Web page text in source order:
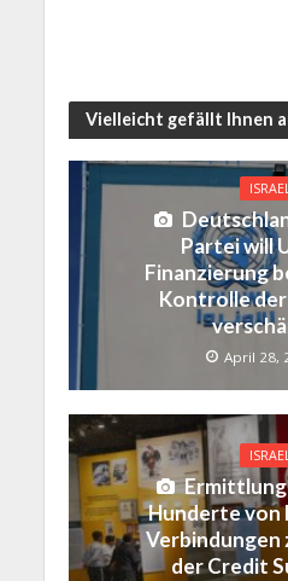
Vielleicht gefällt Ihnen
Partei will
Finanzierung
Kontrolle
April 28,
Hunderte von
Verbindungen
der Credit